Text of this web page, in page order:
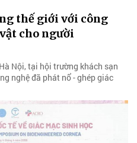
thế giới với công
cho người
Nội, tại hội trường khách sạn
nghệ đã phát nổ - ghép giác